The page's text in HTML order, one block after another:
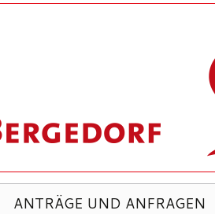
ANTRÄGE UND ANFRAGEN